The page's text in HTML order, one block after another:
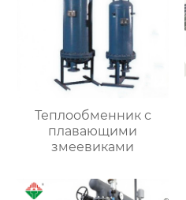
Теплообменник с
плавающими
змеевиками